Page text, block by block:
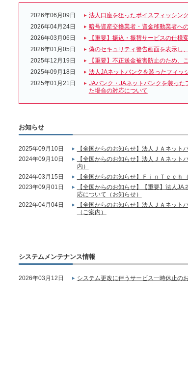
2026年06月09日
法人口座を狙ったボイスフィッシン
2026年04月24日
暗号資産交換業者・資金移動業者へ
2026年03月06日
【重要】振込・振替サービスの仕様
2026年01月05日
偽のセキュリティ警告画面を表示し
2025年12月19日
【重要】不正送金被害防止のため、
2025年09月18日
法人JAネットバンクを装ったフィッ
2025年01月21日
JAバンク・JAネットバンクを装っ
た場合の対応について
お知らせ
2025年09月10日
【全国からのお知らせ】法人ＪＡネット
2024年09月10日
【全国からのお知らせ】法人ＪＡネッ
内）
2024年03月15日
【全国からのお知らせ】ＦｉｎＴｅｃ
2023年09月01日
【全国からのお知らせ】【重要】法人
応について（お知らせ）
2022年04月04日
【全国からのお知らせ】法人ＪＡネッ
（ご案内）
システムメンテナンス情報
2026年03月12日 システム更改に伴うサービス一時休止の